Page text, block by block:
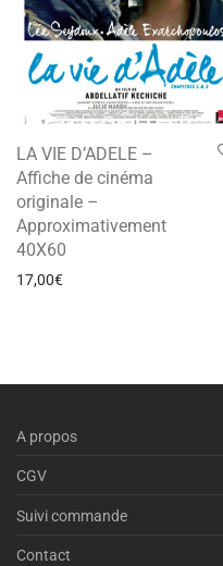
LA VIE D’ADELE –
Affiche de cinéma
originale –
Approximativement
40X60
17,00€
A propos
CGV
Suivi commande
Contact